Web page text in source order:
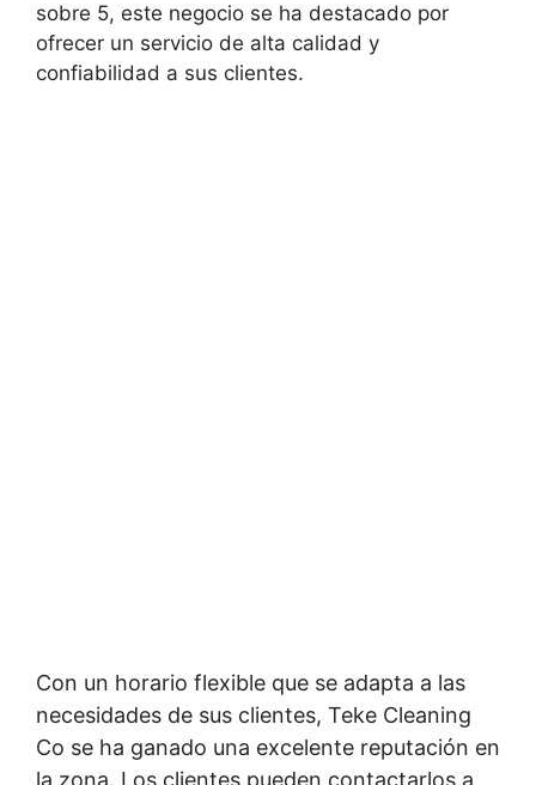
sobre 5, este negocio se ha destacado por
ofrecer un servicio de alta calidad y
confiabilidad a sus clientes.
Con un horario flexible que se adapta a las
necesidades de sus clientes, Teke Cleaning
Co se ha ganado una excelente reputación en
la zona. Los clientes pueden contactarlos a